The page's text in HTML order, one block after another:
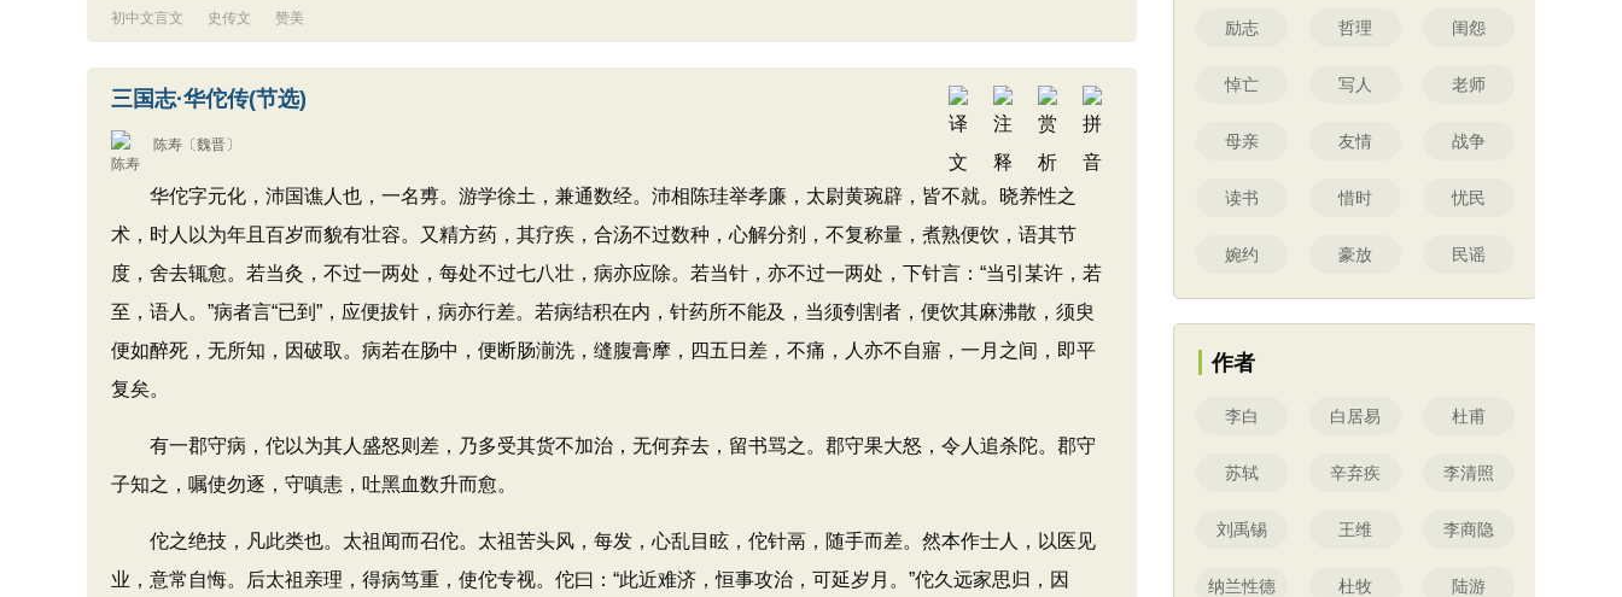
初中文言文 史传文 赞美
三国志·华佗传(节选)
陈寿 〔魏晋〕
华佗字元化，沛国谯人也，一名旉。游学徐土，兼通数经。沛相陈珪举孝廉，太尉黄琬辟，皆不就。晓养性之
术，时人以为年且百岁而貌有壮容。又精方药，其疗疾，合汤不过数种，心解分剂，不复称量，煮熟便饮，语其节
度，舍去辄愈。若当灸，不过一两处，每处不过七八壮，病亦应除。若当针，亦不过一两处，下针言：“当引某许，若
至，语人。”病者言“已到”，应便拔针，病亦行差。若病结积在内，针药所不能及，当须刳割者，便饮其麻沸散，须臾
便如醉死，无所知，因破取。病若在肠中，便断肠湔洗，缝腹膏摩，四五日差，不痛，人亦不自寤，一月之间，即平
复矣。
有一郡守病，佗以为其人盛怒则差，乃多受其货不加治，无何弃去，留书骂之。郡守果大怒，令人追杀陀。郡守
子知之，嘱使勿逐，守嗔恚，吐黑血数升而愈。
佗之绝技，凡此类也。太祖闻而召佗。太祖苦头风，每发，心乱目眩，佗针鬲，随手而差。然本作士人，以医见
业，意常自悔。后太祖亲理，得病笃重，使佗专视。佗曰：“此近难济，恒事攻治，可延岁月。”佗久远家思归，因
励志 哲理 闺怨
悼亡 写人 老师
母亲 友情 战争
读书 惜时 忧民
婉约 豪放 民谣
作者
李白 白居易 杜甫
苏轼 辛弃疾 李清照
刘禹锡 王维 李商隐
纳兰性德 杜牧 陆游